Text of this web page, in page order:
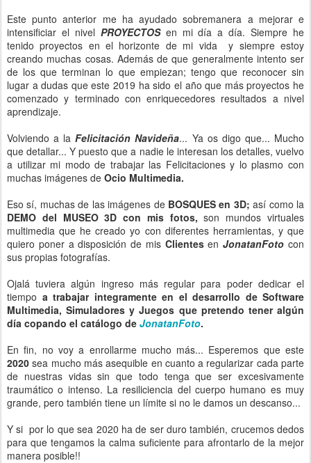
Este punto anterior me ha ayudado sobremanera a mejorar e
intensificiar el nivel PROYECTOSen mi día a día. Siempre he
tenido proyectos en el horizonte de mi vida y siempre estoy
creando muchas cosas. Además de que generalmente intento ser
de los que terminan lo que empiezan; tengo que reconocer sin
lugar a dudas que este 2019 ha sido el año que más proyectos he
comenzado y terminado con enriquecedores resultados a nivel
aprendizaje.
Volviendo a laFelicitación Navideña... Ya os digo que... Mucho
que detallar... Y puesto que a nadie le interesan los detalles, vuelvo
a utilizar mi modo de trabajar las Felicitaciones y lo plasmo con
muchas imágenes de Ocio Multimedia.
Eso sí, muchas de las imágenes de BOSQUES en 3D;así como la
DEMO del MUSEO 3D con mis fotos, son mundos virtuales
multimedia que he creado yo con diferentes herramientas, y que
quiero poner a disposición de mis ClientesenJonatanFotocon
sus propias fotografías.
Ojalá tuviera algún ingreso más regular para poder dedicar el
tiempo a trabajar integramente en el desarrollo de Software
Multimedia, Simuladores y Juegos que pretendo tener algún
día copando el catálogo de JonatanFoto.
En fin, no voy a enrollarme mucho más... Esperemos que este
2020sea mucho más asequible en cuanto a regularizar cada parte
de nuestras vidas sin que todo tenga que ser excesivamente
traumático o intenso. La resiliciencia del cuerpo humano es muy
grande, pero también tiene un límite si no le damos un descanso...
Y si por lo que sea 2020 ha de ser duro también, crucemos dedos
para que tengamos la calma suficiente para afrontarlo de la mejor
manera posible!!